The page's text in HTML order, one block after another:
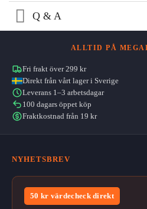
Q & A
ALLTID PÅ
Fri frakt över 299 kr
Direkt från vårt lager i Sverige
Leverans 1–3 arbetsdagar
100 dagars öppet köp
Fraktkostnad från 19 kr
NYHETSBREV
50 kr värdecheck direkt